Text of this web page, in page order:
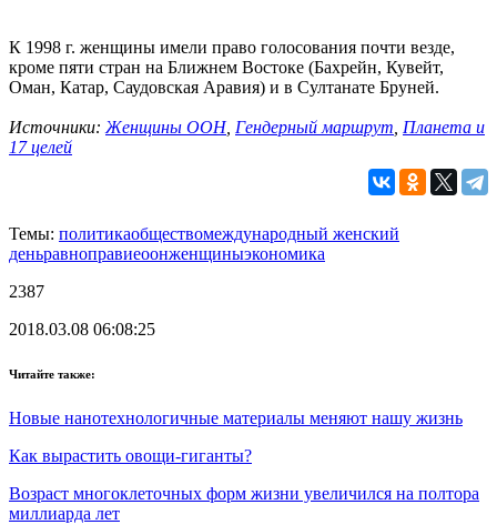
К 1998 г. женщины имели право голосования почти везде,
кроме пяти стран на Ближнем Востоке (Бахрейн, Кувейт,
Оман, Катар, Саудовская Аравия) и в Султанате Бруней.
Источники: Женщины ООН, Гендерный маршрут Планета и
17 целей
Темы: политикаобществомеждународный женский
деньравноправиеоонженщиныэкономика
2387
2018.03.08 06:08:25
Читайте также:
Новые нанотехнологичные материалы меняют нашу жизнь
Как вырастить овощи-гиганты?
Возраст многоклеточных форм жизни увеличился на полтора
миллиарда лет